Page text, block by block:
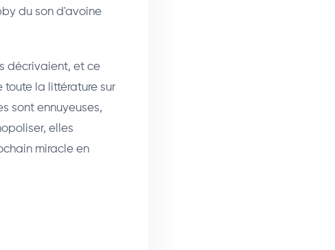
du son d'avoine
décrivaient, et ce
la littérature sur
sont ennuyeuses,
elles
miracle en